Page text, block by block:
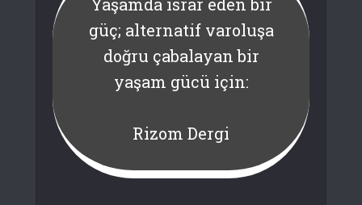
Yaşamda ısrar eden bir
güç; alternatif varoluşa
doğru çabalayan bir
yaşam gücü için:
Rizom Dergi